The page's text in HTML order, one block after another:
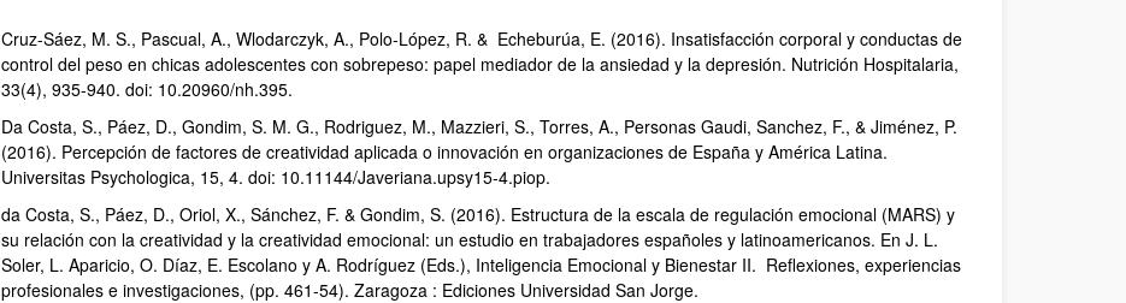
Cruz-Sáez, M. S., Pascual, A., Wlodarczyk, A., Polo-López, R. & Echeburúa, E. (2016). Insatisfacción corporal y conductas de
control del peso en chicas adolescentes con sobrepeso: papel mediador de la ansiedad y la depresión. Nutrición Hospitalaria,
33(4), 935-940. doi: 10.20960/nh.395.
Da Costa, S., Páez, D., Gondim, S. M. G., Rodriguez, M., Mazzieri, S., Torres, A., Personas Gaudi, Sanchez, F., & Jiménez, P.
(2016). Percepción de factores de creatividad aplicada o innovación en organizaciones de España y América Latina.
Universitas Psychologica, 15, 4. doi: 10.11144/Javeriana.upsy15-4.piop.
da Costa, S., Páez, D., Oriol, X., Sánchez, F. & Gondim, S. (2016). Estructura de la escala de regulación emocional (MARS) y
su relación con la creatividad y la creatividad emocional: un estudio en trabajadores españoles y latinoamericanos. En J. L.
Soler, L. Aparicio, O. Díaz, E. Escolano y A. Rodríguez (Eds.), Inteligencia Emocional y Bienestar II. Reflexiones, experiencias
profesionales e investigaciones, (pp. 461-54). Zaragoza : Ediciones Universidad San Jorge.